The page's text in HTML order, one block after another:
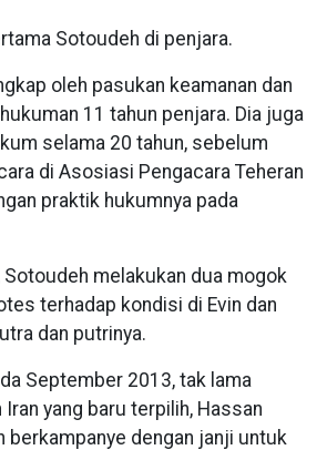
Sotoudeh di penjara.
oleh pasukan keamanan dan
11 tahun penjara. Dia juga
selama 20 tahun, sebelum
di Asosiasi Pengacara Teheran
praktik hukumnya pada
Sotoudeh melakukan dua mogok
terhadap kondisi di Evin dan
dan putrinya.
September 2013, tak lama
yang baru terpilih, Hassan
berkampanye dengan janji untuk